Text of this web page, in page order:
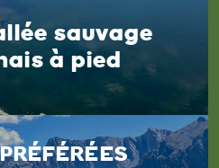
sauvage
à pied